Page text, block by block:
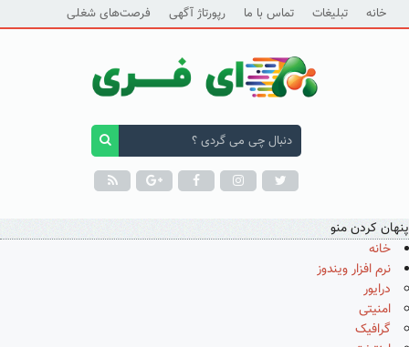
خانه تبلیغات تماس با ما رپورتاژ آگهی فرصت‌های شغلی
پنهان کردن منو
خانه
نرم افزار ویندوز
درایور
امنیتی
گرافیک